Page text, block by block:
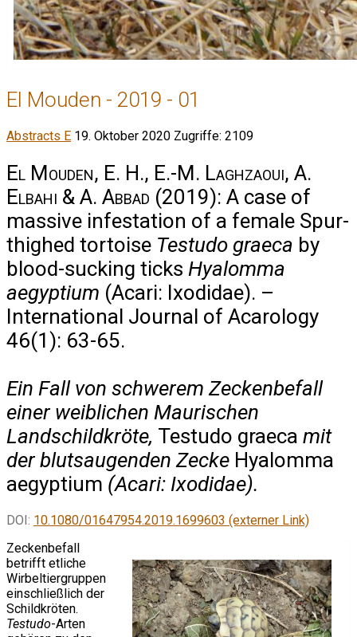
El Mouden - 2019 - 01
Abstracts E 19. Oktober 2020 Zugriffe: 2109
El Mouden, E. H., E.-M. Laghzaoui, A.
Elbahi & A. Abbad (2019): A case of
massive infestation of a female Spur-
thighed tortoise Testudo graeca by
blood-sucking ticks Hyalomma
aegyptium (Acari: Ixodidae). –
International Journal of Acarology
46(1): 63-65.
Ein Fall von schwerem Zeckenbefall
einer weiblichen Maurischen
Landschildkröte, Testudo graeca mit
der blutsaugenden Zecke Hyalomma
aegyptium (Acari: Ixodidae).
DOI: 10.1080/01647954.2019.1699603 (externer Link)
Zeckenbefall
betrifft etliche
Wirbeltiergruppen
einschließlich der
Schildkröten.
Testudo-Arten